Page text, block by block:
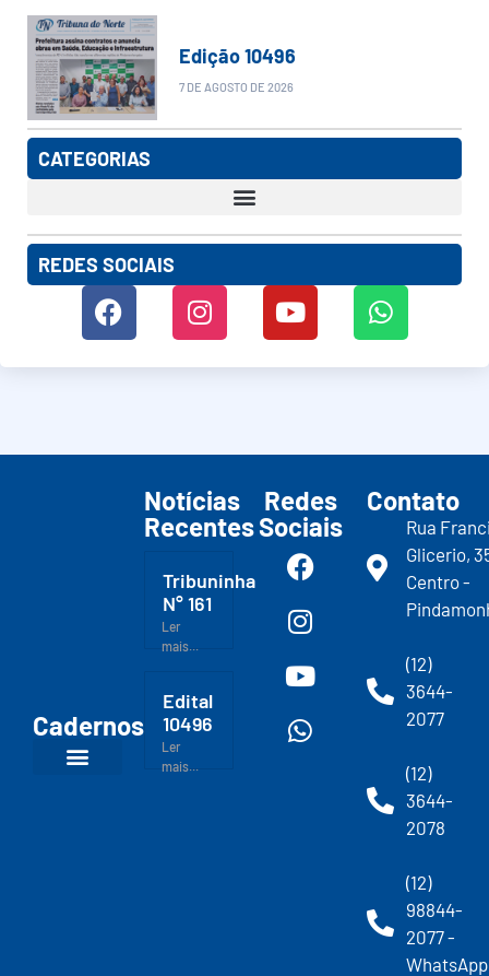
Edição 10496
7 DE AGOSTO DE 2026
CATEGORIAS
REDES SOCIAIS
Cadernos
Notícias
Recentes
Tribuninha
N° 161
Ler
mais...
Edital
10496
Ler
mais...
Redes
Sociais
Contato
Rua
Glicerio,
Centro -
(12)
3644-
2077
(12)
3644-
2078
(12)
98844-
2077 -
WhatsApp